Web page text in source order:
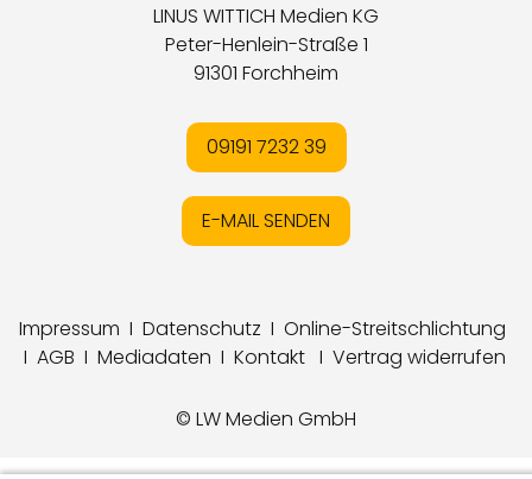
LINUS WITTICH Medien KG
Peter-Henlein-Straße 1
91301 Forchheim
09191 7232 39
E-MAIL SENDEN
Impressum I Datenschutz I Online-Streitschlichtung
I AGB I Mediadaten I Kontakt I Vertrag widerrufen
© LW Medien GmbH